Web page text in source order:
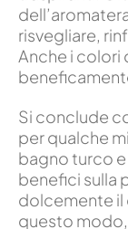
risvegliare,
Anche i
Si conclude
per qualche
bagno turco
benefici sulla
dolcemente il
questo modo,